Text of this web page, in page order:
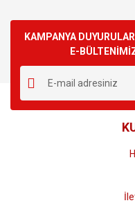
kullanarak tarafımıza
Görüş ve önerileriniz için
Ürün resmi kalitesiz,
Ürün açıklamasında
Ürün bilgilerinde
Ürün fiyatı diğer
KAMPANYA
E-